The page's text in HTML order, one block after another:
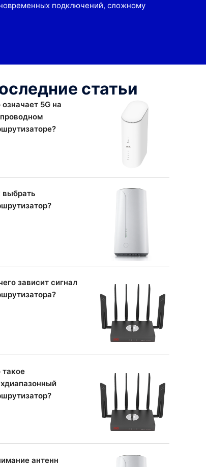
подключений, сложному
статьи
означает 5G на
выбрать
зависит сигнал
такое
антенн